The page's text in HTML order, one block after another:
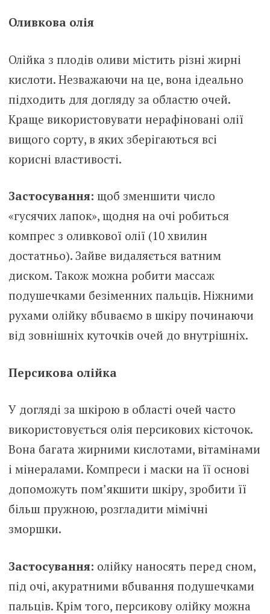
Оливкова олія
Олійка з плодів оливи містить різні жирні
кислоти. Незважаючи на це, вона ідеально
підходить для догляду за областю очей.
Краще використовувати нерафіновані олії
вищого сорту, в яких зберігаються всі
корисні властивості.
Застосування: щоб зменшити число
«гусячих лапок», щодня на очі робиться
компрес з оливкової олії (10 хвилин
достатньо). Зайве видаляється ватним
диском. Також можна робити массаж
подушечками безіменних пальців. Ніжними
рухами олійку вбuвaємо в шкіру починаючи
від зовнішніх куточків очей до внутрішніх.
Персикова олійка
У догляді за шкірою в області очей часто
використовується олія персикових кісточок.
Вона багата жирними кислотами, вітамінами
і мінералами. Компреси і маски на її основі
допоможуть пом’якшити шкіру, зробити її
більш пружною, розгладити мімічні
зморшки.
Застосування: олійку наносять перед сном,
під очі, акуратними вбuвaння подушечками
пальців. Крім того, персикову олійку можна